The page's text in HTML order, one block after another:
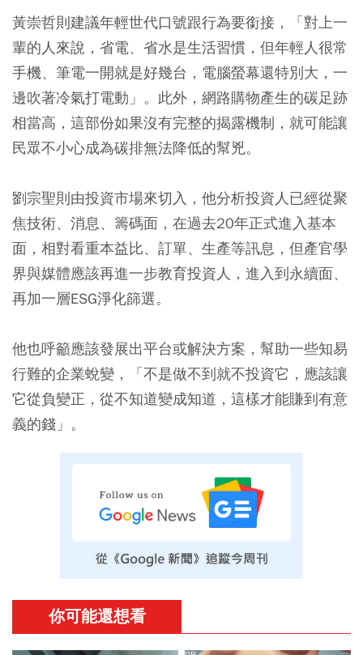
黃崇哲則建議年輕世代口號跟行為要銜接 ，「對上一
輩的人來說，省電、省水是生活習慣，但年輕人很常
手機、筆電一開就是好幾台，電腦螢幕還特別大，一
邊吹著冷氣打電動」。此外，網路購物產生的碳足跡
相當高，這部份如果沒有完整的揭露機制，就可能讓
民眾不小心成為碳排無法降低的幫兇。
劉宗聖則由投資市場來切入，他分析投資人已經從聚
焦技術、消息、籌碼面，在過去20年正式進入基本
面，相對看重本益比、訂單、生產等訊息，但產官學
界與媒體應該再進一步教育投資人，進入到永續面、
再加一層ESG淨化篩選。
他也呼籲應該發展出平台或解決方案，幫助一些知易
行難的企業蛻變，「不是做不到就不投資它，應該讓
它從負變正，從不知道變成知道，這樣才能賺到有意
義的錢 」。